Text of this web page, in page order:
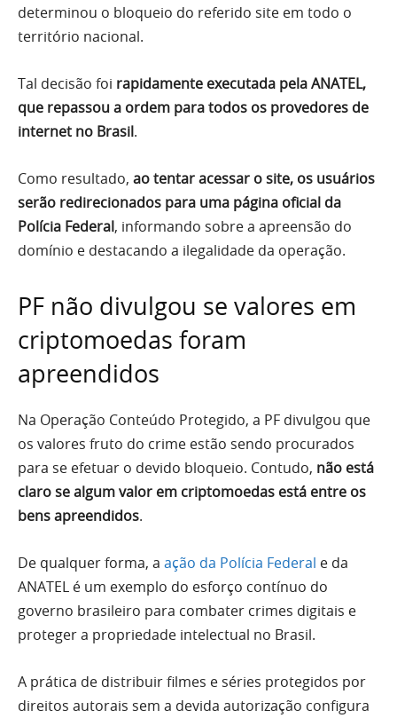
determinou o bloqueio do referido site em todo o
território nacional.
Tal decisão foi rapidamente executada pela ANATEL,
que repassou a ordem para todos os provedores de
internet no Brasil.
Como resultado, ao tentar acessar o site, os usuários
serão redirecionados para uma página oficial da
Polícia Federal, informando sobre a apreensão do
domínio e destacando a ilegalidade da operação.
PF não divulgou se valores em
criptomoedas foram
apreendidos
Na Operação Conteúdo Protegido, a PF divulgou que
os valores fruto do crime estão sendo procurados
para se efetuar o devido bloqueio. Contudo, não está
claro se algum valor em criptomoedas está entre os
bens apreendidos.
De qualquer forma, a ação da Polícia Federal e da
ANATEL é um exemplo do esforço contínuo do
governo brasileiro para combater crimes digitais e
proteger a propriedade intelectual no Brasil.
A prática de distribuir filmes e séries protegidos por
direitos autorais sem a devida autorização configura